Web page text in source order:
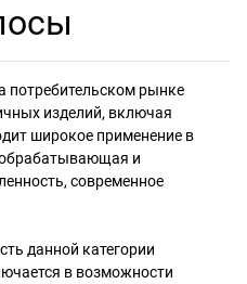
потребительском рынке
изделий, включая
широкое применение в
и
современное
данной категории
в возможности